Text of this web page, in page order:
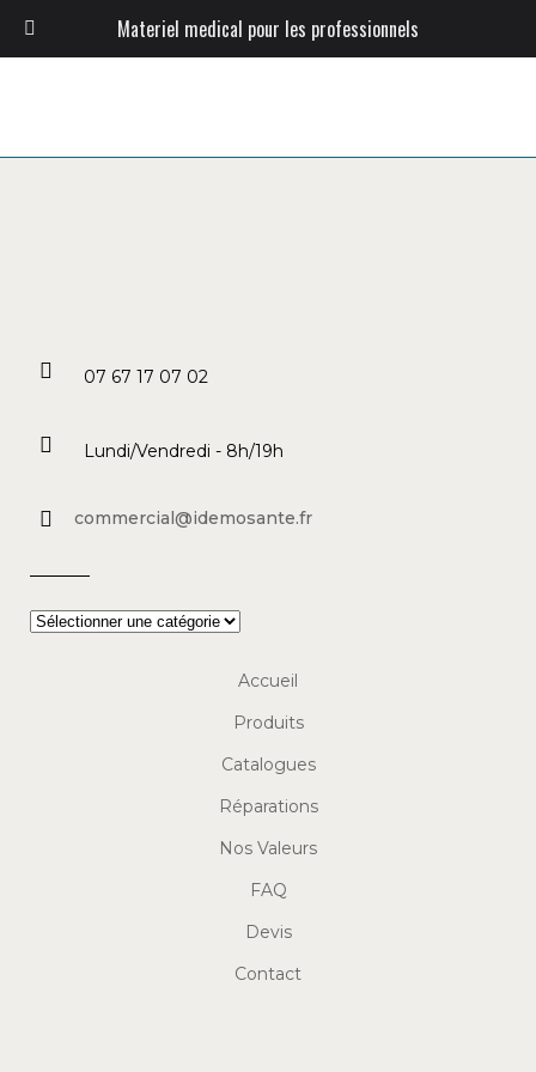
07 67 17 07 02
Lundi/Vendredi - 8h/19h
commercial@idemosante.fr
Accueil
Produits
Catalogues
Réparations
Nos Valeurs
FAQ
Devis
Contact
Materiel medical pour les professionnels